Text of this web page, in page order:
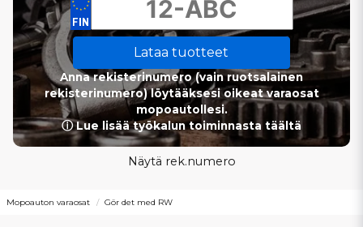
Lataa tuotteet
Anna rekisterinumero (vain ruotsalainen
rekisterinumero) löytääksesi oikeat varaosat
mopoautollesi.
ⓘ Lue lisää työkalun toiminnasta täältä
Näytä rek.numero
Mopoauton varaosat Gör det med RW